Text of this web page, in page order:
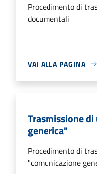
Procedimento di
documentali
VAI ALLA PAGINA
Trasmissione
generica"
Procedimento di
"comunicazione